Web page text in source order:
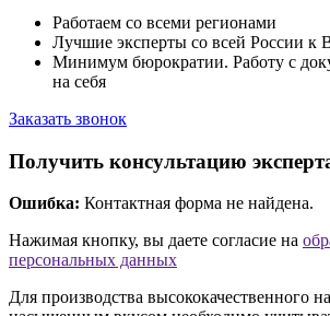
Работаем со всеми регионами
Лучшие эксперты со всей России к
Минимум бюрократии. Работу с
на себя
Заказать звонок
Получить консультацию
Ошибка: Контактная форма не найдена.
Нажимая кнопку, вы даете согласие на
персональных данных
Для производства высококачественного